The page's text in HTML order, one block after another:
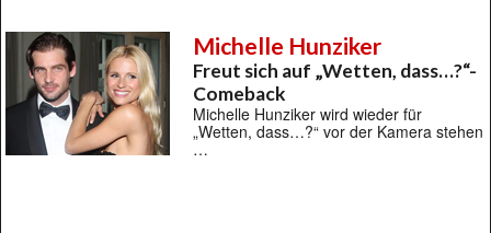
Michelle Hunziker
Freut sich auf „Wetten, dass…?“-
Comeback
Michelle Hunziker wird wieder für
„Wetten, dass…?“ vor der Kamera stehen
…